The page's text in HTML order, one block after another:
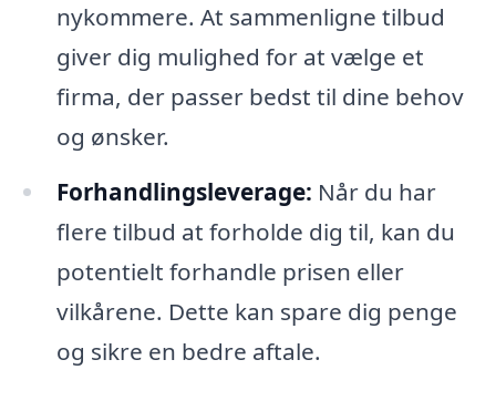
nykommere. At sammenligne tilbud
giver dig mulighed for at vælge et
firma, der passer bedst til dine behov
og ønsker.
Forhandlingsleverage: Når du har
flere tilbud at forholde dig til, kan du
potentielt forhandle prisen eller
vilkårene. Dette kan spare dig penge
og sikre en bedre aftale.